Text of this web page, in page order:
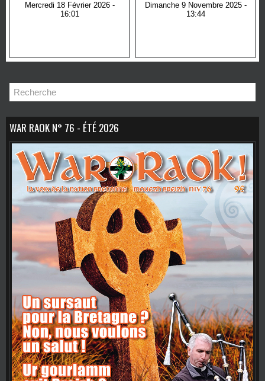
Mercredi 18 Février 2026 -
16:01
Dimanche 9 Novembre 2025 -
13:44
WAR RAOK N° 76 - ÉTÉ 2026